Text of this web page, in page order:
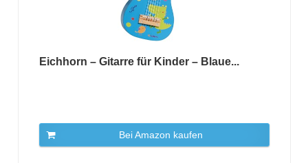
Eichhorn – Gitarre für Kinder – Blaue...
Bei Amazon kaufen